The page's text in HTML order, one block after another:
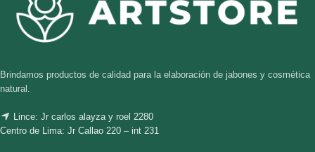
Brindamos productos de calidad para la elaboración de jabones y cosmética
natural.
Lince: Jr carlos alayza y roel 2280
Centro de Lima: Jr Callao 220 – int 231